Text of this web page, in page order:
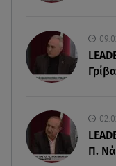
09.08.26 , 10:43
Αλέξης
09.08.26 , 10:33
ΕΦΕΤ:
φράουλα
Π.